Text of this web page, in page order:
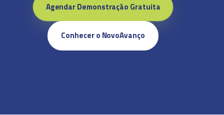
Agendar Demonstração Gratuita
Conhecer o NovoAvanço